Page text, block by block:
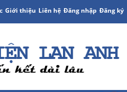
Giới thiệu Liên hệ Đăng nhập Đăng ký